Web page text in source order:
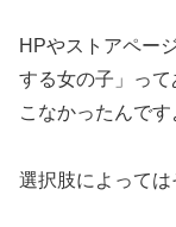
HPやストアペー
する女の子」っ
こなかったんです
選択肢によって